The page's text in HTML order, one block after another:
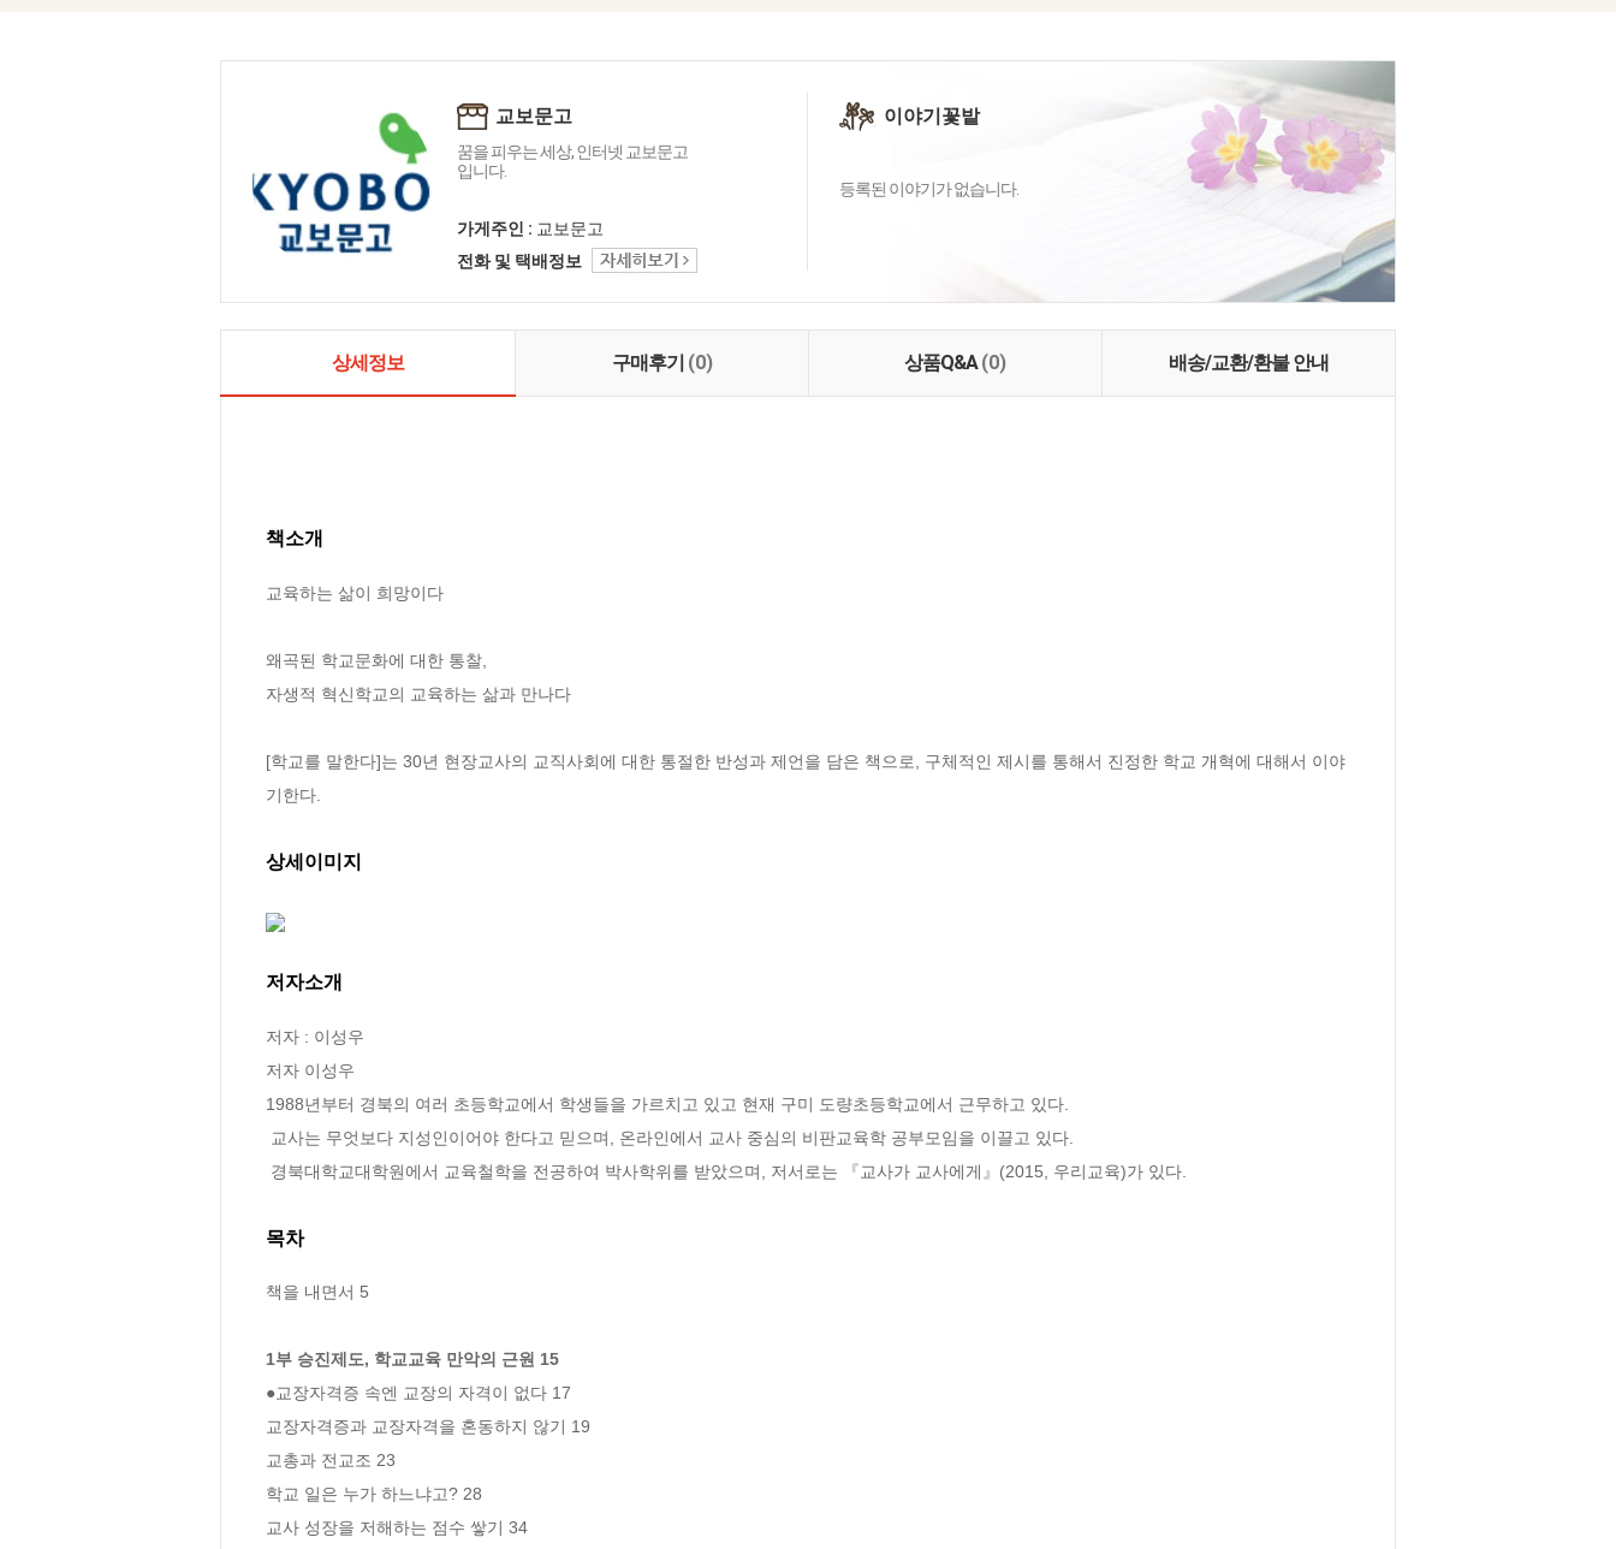
교보문고
꿈을 피우는 세상, 인터넷 교보문고
입니다.
가게주인 : 교보문고
전화 및 택배정보
이야기꽃밭
등록된 이야기가 없습니다.
상세정보 구매후기 (0) 상품Q&A(0) 배송/교환/환불 안내
책소개
교육하는 삶이 희망이다
왜곡된 학교문화에 대한 통찰,
자생적 혁신학교의 교육하는 삶과 만나다
[학교를 말한다]는 30년 현장교사의 교직사회에 대한 통절한 반성과 제언을 담은 책으로, 구체적인 제시를 통해서 진정한 학교 개혁에 대해서 이야
기한다.
상세이미지
저자소개
저자 : 이성우
저자 이성우
1988년부터 경북의 여러 초등학교에서 학생들을 가르치고 있고 현재 구미 도량초등학교에서 근무하고 있다.
경북대학교대학원에서 교육철학을 전공하여 박사학위를 받았으며, 저서로는 『교사가 교사에게』(2015, 우리교육)가 있다.
목차
책을 내면서 5
1부 승진제도, 학교교육 만악의 근원 15
●교장자격증 속엔 교장의 자격이 없다 17
교장자격증과 교장자격을 혼동하지 않기 19
교총과 전교조 23
학교 일은 누가 하느냐고? 28
교사 성장을 저해하는 점수 쌓기 34